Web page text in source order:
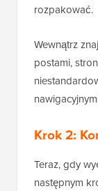
rozpakować.
Wewnątrz
postami,
Krok 2:
Teraz, gdy
następnym